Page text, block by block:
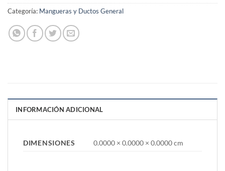
Categoría: Mangueras y Ductos General
INFORMACIÓN ADICIONAL
DIMENSIONES 0.0000 × 0.0000 × 0.0000 cm